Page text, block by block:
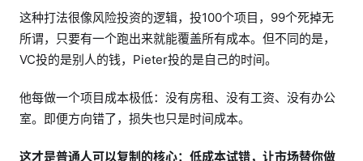
这种打法很像风险投资的逻辑，投100个项目，99个死掉无
所谓，只要有一个跑出来就能覆盖所有成本。但不同的是，
VC投的是别人的钱，Pieter投的是自己的时间。
他每做一个项目成本极低：没有房租、没有工资、没有办公
室。即便方向错了，损失也只是时间成本。
这才是普通人可以复制的核心：低成本试错，让市场替你做